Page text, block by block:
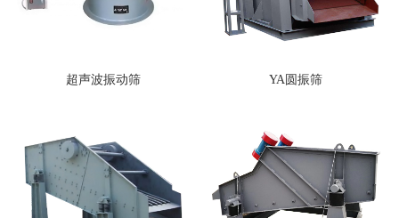
超声波振动筛 YA圆振筛